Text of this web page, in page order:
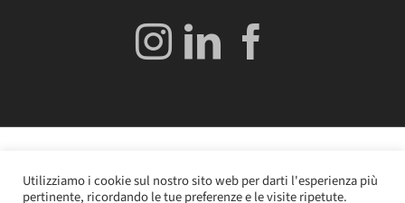
Angelo Frigerio -Cookie Policy–Privacy Policy- P.IVA
Utilizziamo i cookie sul nostro sito web per darti l'esperienza più
pertinente, ricordando le tue preferenze e le visite ripetute.